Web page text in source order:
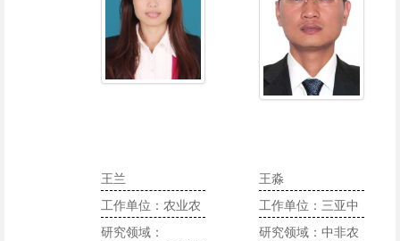
王兰
工作单位：农业农
村部沼气科学研究
研究领域：
王淼
工作单位：三亚中
非绿色农业发展研
研究领域：中非农